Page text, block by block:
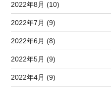
2022年8月 (10)
2022年7月 (9)
2022年6月 (8)
2022年5月 (9)
2022年4月 (9)